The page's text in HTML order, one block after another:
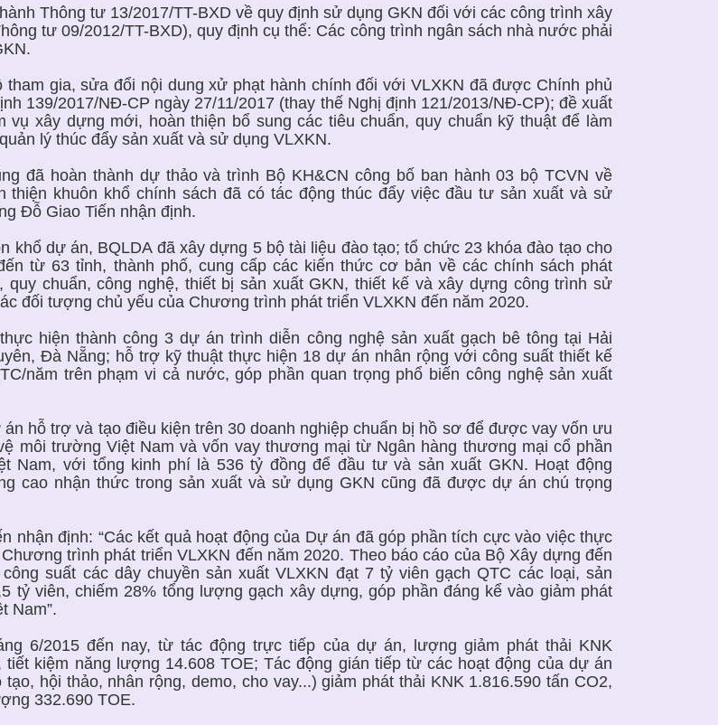
Thông tư 13/2017/TT-BXD về quy định sử dụng GKN đối với các công trình xây
tư 09/2012/TT-BXD), quy định cụ thể: Các công trình ngân sách nhà nước phải
tham gia, sửa đổi nội dung xử phạt hành chính đối với VLXKN đã được Chính phủ
139/2017/NĐ-CP ngày 27/11/2017 (thay thế Nghị định 121/2013/NĐ-CP); đề xuất
vụ xây dựng mới, hoàn thiện bổ sung các tiêu chuẩn, quy chuẩn kỹ thuật để làm
lý thúc đẩy sản xuất và sử dụng VLXKN.
đã hoàn thành dự thảo và trình Bộ KH&CN công bố ban hành 03 bộ TCVN về
thiện khuôn khổ chính sách đã có tác động thúc đẩy việc đầu tư sản xuất và sử
Đỗ Giao Tiến nhận định.
khổ dự án, BQLDA đã xây dựng 5 bộ tài liệu đào tạo; tổ chức 23 khóa đào tạo cho
từ 63 tỉnh, thành phố, cung cấp các kiến thức cơ bản về các chính sách phát
quy chuẩn, công nghệ, thiết bị sản xuất GKN, thiết kế và xây dựng công trình sử
đối tượng chủ yếu của Chương trình phát triển VLXKN đến năm 2020.
hiện thành công 3 dự án trình diễn công nghệ sản xuất gạch bê tông tại Hải
Đà Nẵng; hỗ trợ kỹ thuật thực hiện 18 dự án nhân rộng với công suất thiết kế
năm trên phạm vi cả nước, góp phần quan trọng phổ biến công nghệ sản xuất
án hỗ trợ và tạo điều kiện trên 30 doanh nghiệp chuẩn bị hồ sơ để được vay vốn ưu
môi trường Việt Nam và vốn vay thương mại từ Ngân hàng thương mại cổ phần
Nam, với tổng kinh phí là 536 tỷ đồng để đầu tư và sản xuất GKN. Hoạt động
cao nhận thức trong sản xuất và sử dụng GKN cũng đã được dự án chú trọng
nhận định: “Các kết quả hoạt động của Dự án đã góp phần tích cực vào việc thực
trình phát triển VLXKN đến năm 2020. Theo báo cáo của Bộ Xây dựng đến
suất các dây chuyền sản xuất VLXKN đạt 7 tỷ viên gạch QTC các loại, sản
tỷ viên, chiếm 28% tổng lượng gạch xây dựng, góp phần đáng kể vào giảm phát
Nam”.
6/2015 đến nay, từ tác động trực tiếp của dự án, lượng giảm phát thải KNK
tiết kiệm năng lượng 14.608 TOE; Tác động gián tiếp từ các hoạt động của dự án
tạo, hội thảo, nhân rộng, demo, cho vay...) giảm phát thải KNK 1.816.590 tấn CO2,
332.690 TOE.